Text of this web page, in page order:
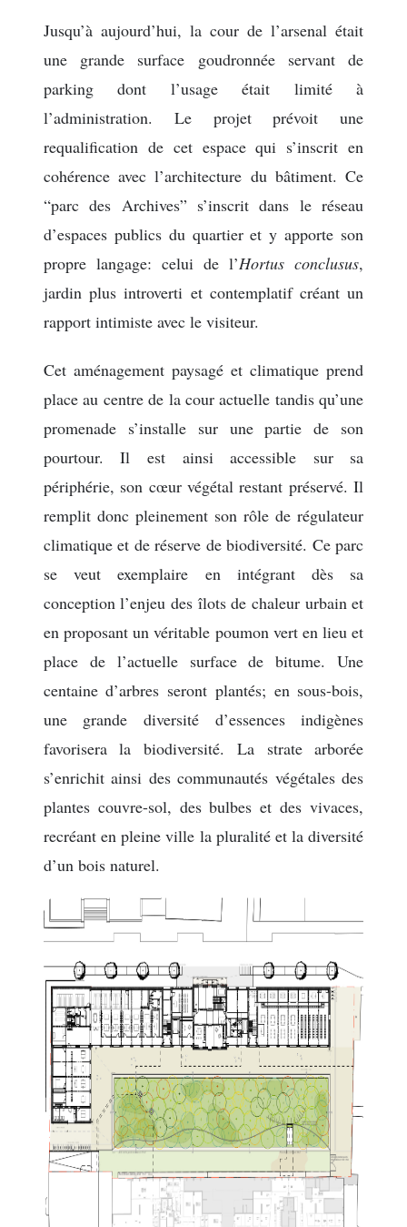
Jusqu’à aujourd’hui, la cour de l’arsenal était
une grande surface goudronnée servant de
parking dont l’usage était limité à
l’administration. Le projet prévoit une
requalification de cet espace qui s’inscrit en
cohérence avec l’architecture du bâtiment. Ce
“parc des Archives” s’inscrit dans le réseau
d’espaces publics du quartier et y apporte son
propre langage: celui de l’Hortus conclusus,
jardin plus introverti et contemplatif créant un
rapport intimiste avec le visiteur.
Cet aménagement paysagé et climatique prend
place au centre de la cour actuelle tandis qu’une
promenade s’installe sur une partie de son
pourtour. Il est ainsi accessible sur sa
périphérie, son cœur végétal restant préservé. Il
remplit donc pleinement son rôle de régulateur
climatique et de réserve de biodiversité. Ce parc
se veut exemplaire en intégrant dès sa
conception l’enjeu des îlots de chaleur urbain et
en proposant un véritable poumon vert en lieu et
place de l’actuelle surface de bitume. Une
centaine d’arbres seront plantés; en sous-bois,
une grande diversité d’essences indigènes
favorisera la biodiversité. La strate arborée
s’enrichit ainsi des communautés végétales des
plantes couvre-sol, des bulbes et des vivaces,
recréant en pleine ville la pluralité et la diversité
d’un bois naturel.